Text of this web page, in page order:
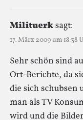
Milituerksagt:
17. März 2009 um 18:38
Sehr schön sind
Ort-Berichte, da
die sich schubsen
man als TV
wird und die